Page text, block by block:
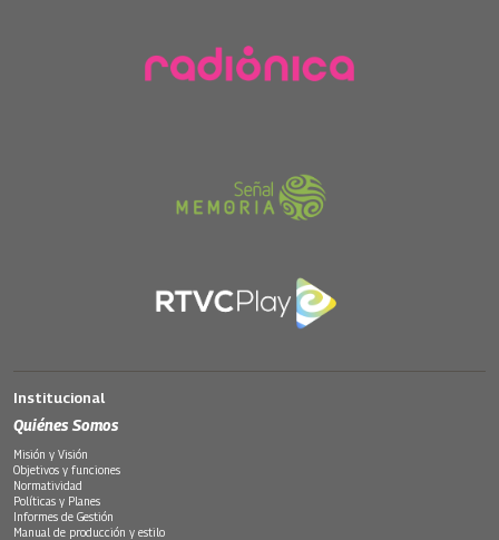
Institucional
Quiénes Somos
Misión y Visión
Objetivos y funciones
Normatividad
Políticas y Planes
Informes de Gestión
Manual de producción y estilo